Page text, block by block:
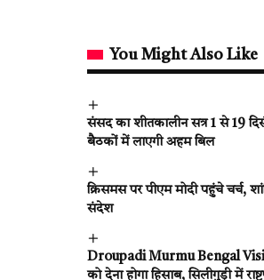
You Might Also Like
संसद का शीतकालीन सत्र 1 से 19
बैठकों में लाएगी अहम बिल
क्रिसमस पर पीएम मोदी पहुंचे चर्च,
संदेश
Droupadi Murmu Bengal
को देना होगा हिसाब, सिलीगुड़ी में